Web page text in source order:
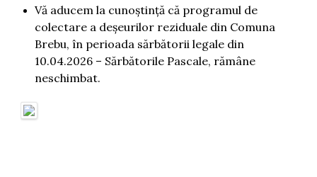
Vă aducem la cunoștință că programul de
colectare a deșeurilor reziduale din Comuna
Brebu, în perioada sărbătorii legale din
10.04.2026 – Sărbătorile Pascale, rămâne
neschimbat.